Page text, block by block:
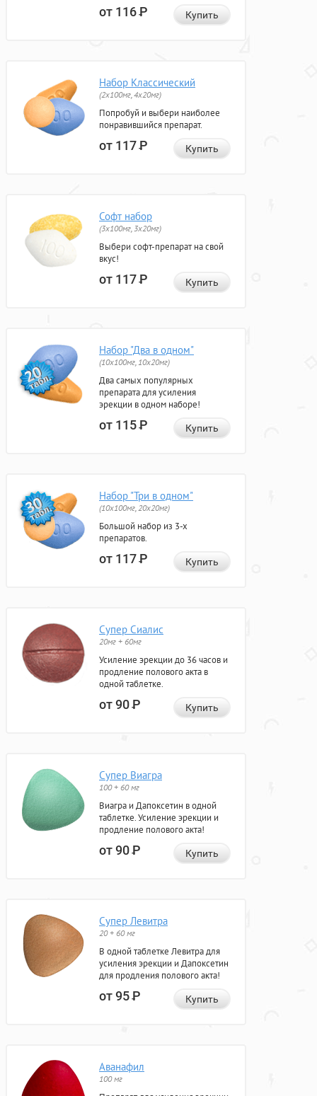
от 116Р Купить
Набор Классический
(2x100мг, 4x20мг)
Попробуй и выбери наиболее
понравившийся препарат.
от 117Р Купить
Софт набор
(3x100мг, 3x20мг)
Выбери софт-препарат на свой
вкус!
от 117Р Купить
Набор "Два в одном"
(10x100мг, 10x20мг)
Два самых популярных
препарата для усиления
эрекции в одном наборе!
от 115Р Купить
Набор "Три в одном"
(10x100мг, 20x20мг)
Большой набор из 3-х
препаратов.
от 117Р Купить
Супер Сиалис
20мг + 60мг
Усиление эрекции до 36 часов и
продление полового акта в
одной таблетке.
от 90Р Купить
Супер Виагра
100 + 60 мг
Виагра и Дапоксетин в одной
таблетке. Усиление эрекции и
продление полового акта!
от 90Р Купить
Супер Левитра
20 + 60 мг
В одной таблетке Левитра для
усиления эрекции и Дапоксетин
для продления полового акта!
от 95Р Купить
Аванафил
100 мг